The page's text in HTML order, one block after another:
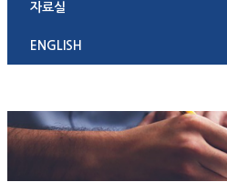
자료실
ENGLISH